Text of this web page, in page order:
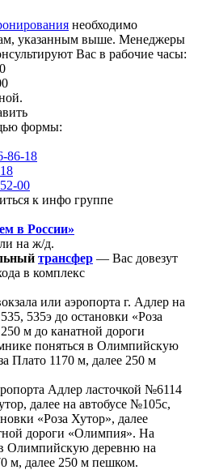
необходимо
указанным выше. Менеджеры
Вас в рабочие часы:
формы:
86-18
00
к инфо группе
в России»
на ж/д.
трансфер — Вас довезут
в комплекс
или аэропорта г. Адлер на
535э до остановки «Роза
м до канатной дороги
поняться в Олимпийскую
Плато 1170 м, далее 250 м
Адлер ласточкой №6114
далее на автобусе №105с,
«Роза Хутор», далее
дороги «Олимпия». На
Олимпийскую деревню на
м, далее 250 м пешком.